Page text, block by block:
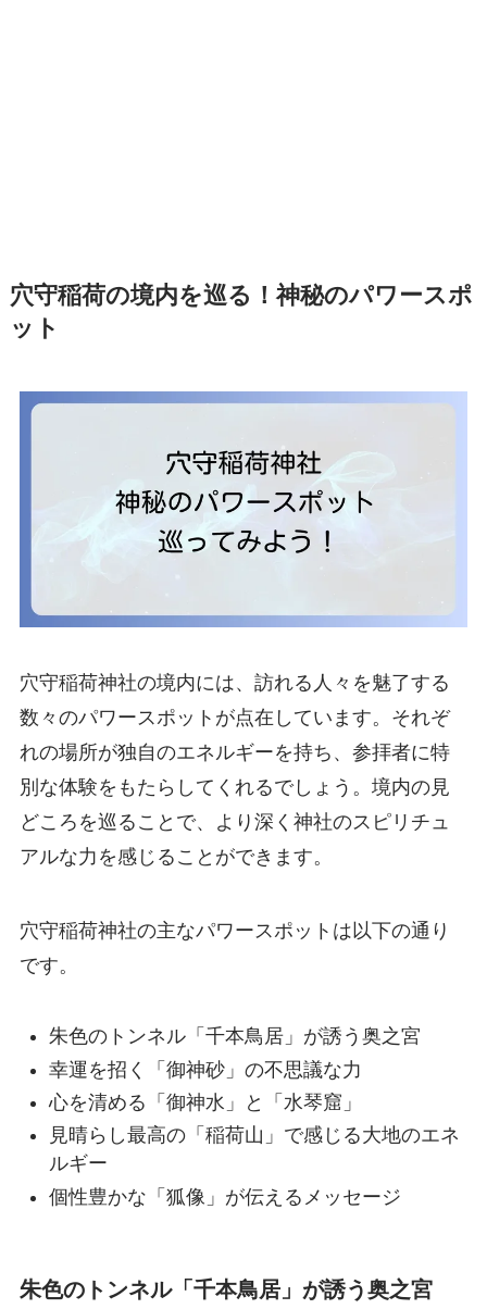
穴守稲荷の境内を巡る！神秘のパワースポ
ット
穴守稲荷神社の境内には、訪れる人々を魅了する
数々のパワースポットが点在しています。それぞ
れの場所が独自のエネルギーを持ち、参拝者に特
別な体験をもたらしてくれるでしょう。境内の見
どころを巡ることで、より深く神社のスピリチュ
アルな力を感じることができます。
穴守稲荷神社の主なパワースポットは以下の通り
です。
朱色のトンネル「千本鳥居」が誘う奥之宮
幸運を招く「御神砂」の不思議な力
心を清める「御神水」と「水琴窟」
見晴らし最高の「稲荷山」で感じる大地のエネ
ルギー
個性豊かな「狐像」が伝えるメッセージ
朱色のトンネル「千本鳥居」が誘う奥之宮